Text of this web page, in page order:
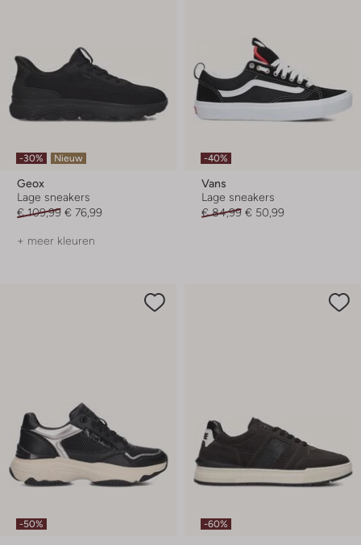
-30% Nieuw
Geox
Lage sneakers
€ 109,99 € 76,99
+ meer kleuren
-40%
Vans
Lage sneakers
€ 84,99 € 50,99
-50% -60%